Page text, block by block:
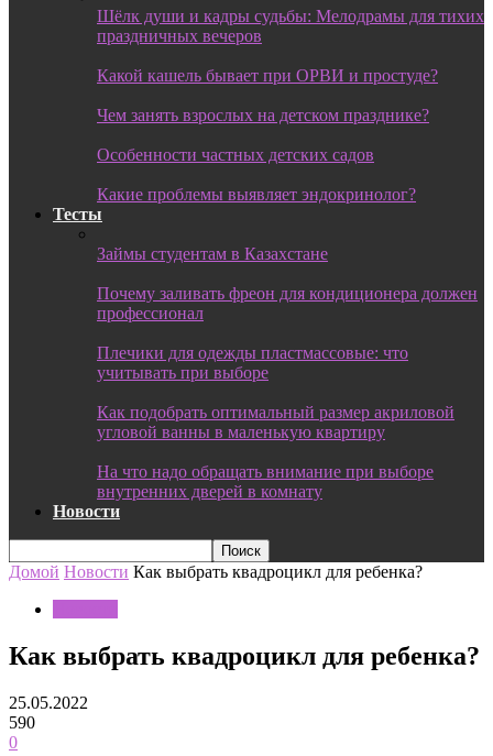
Шёлк души и кадры судьбы: Мелодрамы для тихих
праздничных вечеров
Какой кашель бывает при ОРВИ и простуде?
Чем занять взрослых на детском празднике?
Особенности частных детских садов
Какие проблемы выявляет эндокринолог?
Тесты
Займы студентам в Казахстане
Почему заливать фреон для кондиционера должен
профессионал
Плечики для одежды пластмассовые: что
учитывать при выборе
Как подобрать оптимальный размер акриловой
угловой ванны в маленькую квартиру
На что надо обращать внимание при выборе
внутренних дверей в комнату
Новости
Домой Новости Как выбрать квадроцикл для ребенка?
Как выбрать квадроцикл для ребенка?
25.05.2022
590
0